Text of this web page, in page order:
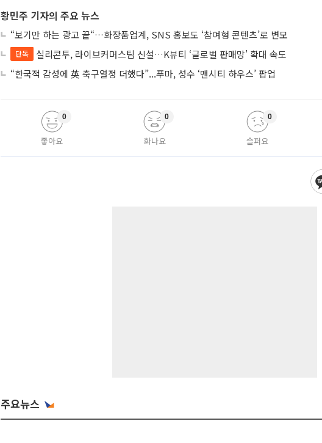
황민주 기자의 주요 뉴스
“보기만 하는 광고 끝“…화장품업계, SNS 홍보도 ‘참여형 콘텐츠’로 변모
단독
실리콘투, 라이브커머스팀 신설…K뷰티 ‘글로벌 판매망’ 확대 속도
“한국적 감성에 英 축구열정 더했다”...푸마, 성수 ‘맨시티 하우스’ 팝업
좋아요
0
화나요
0
슬퍼요
0
주요뉴스